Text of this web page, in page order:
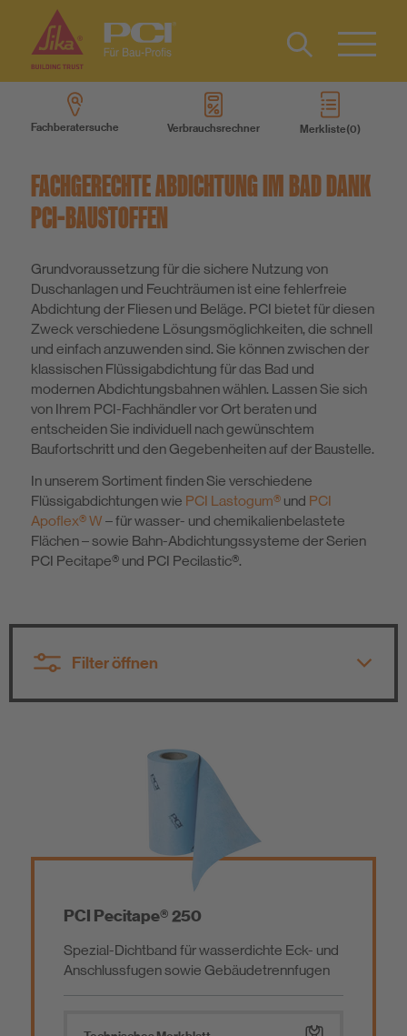
Produktsysteme
Services
Wissen
Über uns
Nachhaltigkeit
Type 2 or
more
Fachberatersuche Verbrauchsrechner Merkliste
Kontakt
EN
FACHGERECHTE ABDICHTUNG IM BAD DANK
PCI-BAUSTOFFEN
Grundvoraussetzung für die sichere Nutzung von
Duschanlagen und Feuchträumen ist eine fehlerfreie
Abdichtung der Fliesen und Beläge. PCI bietet für diesen
Zweck verschiedene Lösungsmöglichkeiten, die schnell
und einfach anzuwenden sind. Sie können zwischen der
klassischen Flüssigabdichtung für das Bad und
modernen Abdichtungsbahnen wählen. Lassen Sie sich
von Ihrem PCI-Fachhändler vor Ort beraten und
entscheiden Sie individuell nach gewünschtem
Baufortschritt und den Gegebenheiten auf der Baustelle.
In unserem Sortiment finden Sie verschiedene
Flüssigabdichtungen wie PCI Lastogum® und PCI
Apoflex® W – für wasser- und chemikalienbelastete
Flächen – sowie Bahn-Abdichtungssysteme der Serien
PCI Pecitape® und PCI Pecilastic®.
Filter öffnen
Alle Produktgruppen
Grundierung
Abdichtungen
Haftbrücke
Alle Technologien
Flüssigabdichtung
Abdichtungsbahn / Spezialkleber
Dichtband / Schnittschutzband
PCI Pecitape® 250
Spezial-Dichtband für wasserdichte Eck- und
Anschlussfugen sowie Gebäudetrennfugen